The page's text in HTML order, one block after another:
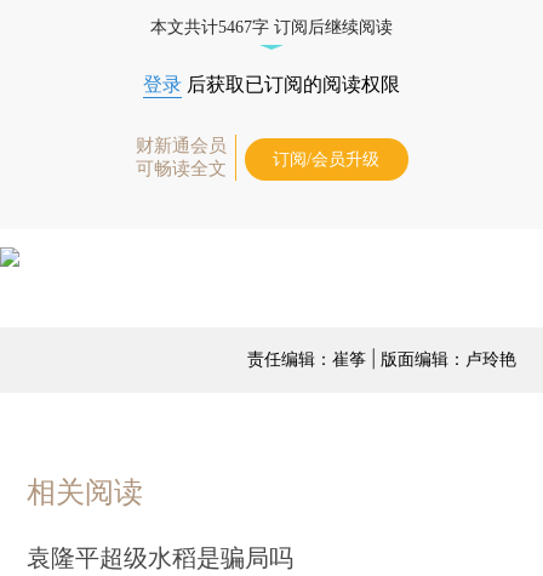
本文共计5467字 订阅后继续阅读
登录 后获取已订阅的阅读权限
财新通会员
可畅读全文
订阅/会员升级
责任编辑：崔筝 | 版面编辑：卢玲艳
相关阅读
袁隆平超级水稻是骗局吗